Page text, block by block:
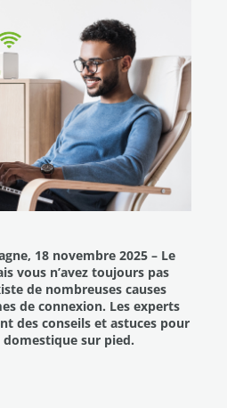
18 novembre 2025 – Le
vous n’avez toujours pas
de nombreuses causes
de connexion. Les experts
des conseils et astuces pour
sur pied.